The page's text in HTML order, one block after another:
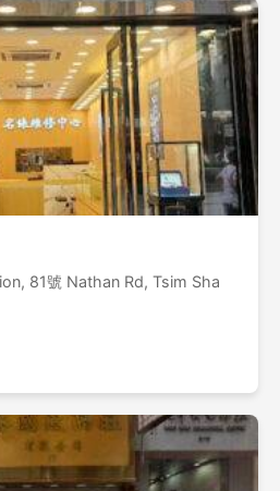
81號 Nathan Rd, Tsim Sha